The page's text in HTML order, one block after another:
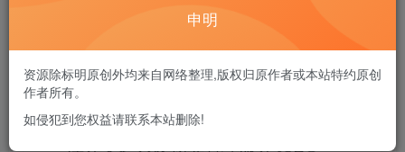
立即购买
您当前未登录！建议登陆后购买，可保存购买订单
项目概况
申明
资源除标明原创外均来自网络整理,版权归原作者或本站特约原创
作者所有。
如侵犯到您权益请联系本站删除!